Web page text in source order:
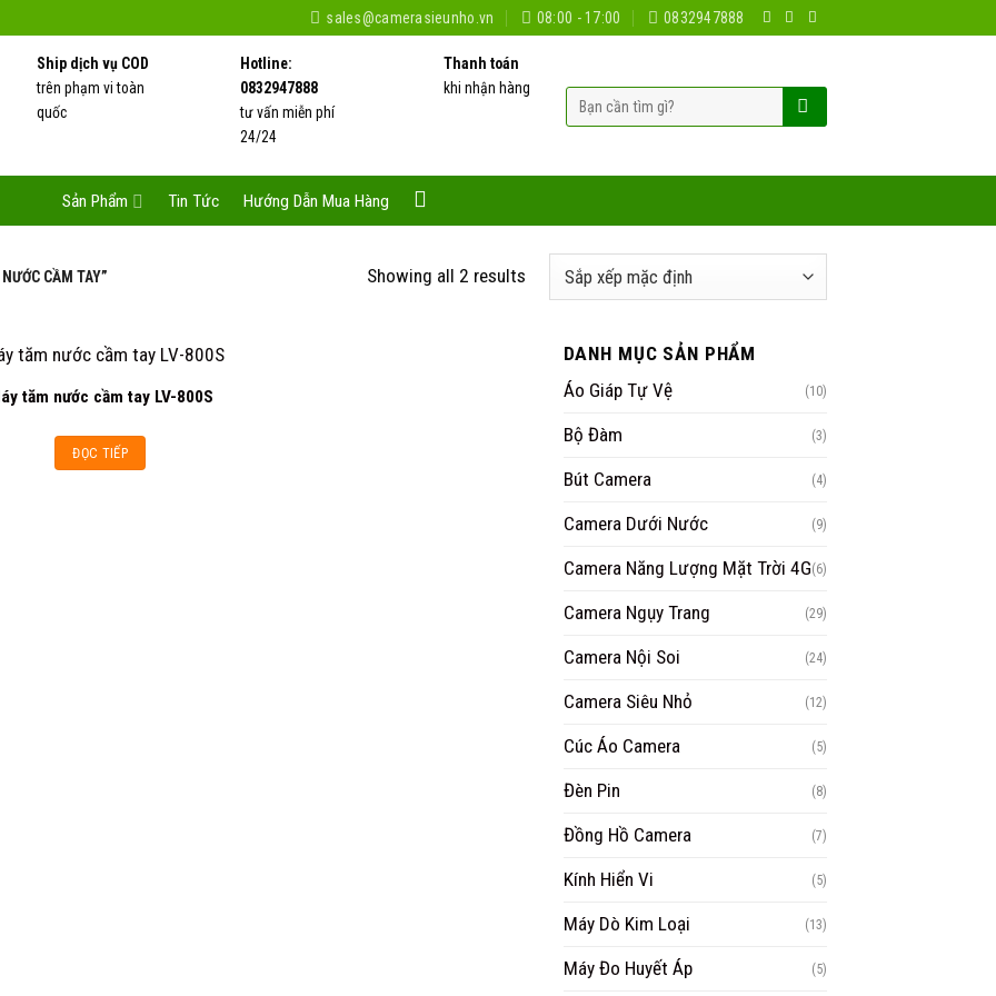
sales@camerasieunho.vn 08:00 - 17:00 0832947888
Ship dịch vụ COD
trên phạm vi toàn
quốc
Hotline:
0832947888
tư vấn miễn phí
24/24
Thanh toán
khi nhận hàng
Tìm
kiếm:
Sản Phẩm Tin Tức Hướng Dẫn Mua Hàng
CẦM TAY” Showing all 2 results
tăm nước cầm tay LV-800S
ĐỌC TIẾP
DANH MỤC SẢN PHẨM
Áo Giáp Tự Vệ
(10)
Bộ Đàm (3)
Bút Camera (4)
Camera Dưới Nước (9)
Camera Năng Lượng Mặt Trời 4G(6)
Camera Ngụy Trang (29)
Camera Nội Soi (24)
Camera Siêu Nhỏ (12)
Cúc Áo Camera (5)
Đèn Pin (8)
Đồng Hồ Camera (7)
Kính Hiển Vi (5)
Máy Dò Kim Loại (13)
Máy Đo Huyết Áp (5)